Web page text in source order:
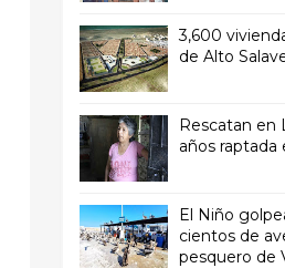
3,600
de Alto
Rescatan en
años raptada
El Niño
cientos de
pesquero de